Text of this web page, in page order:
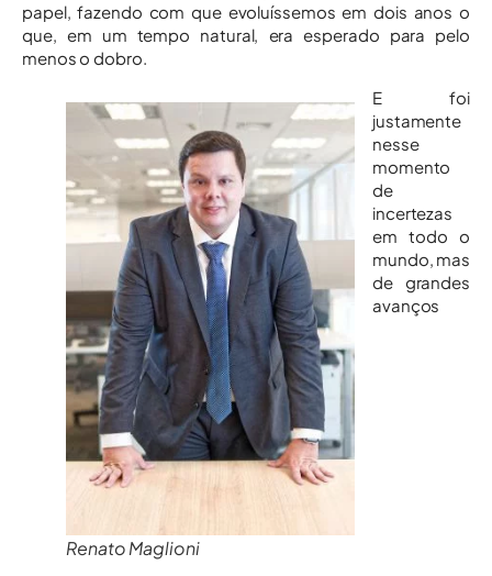
papel, fazendo com que evoluíssemos em dois anos o
que, em um tempo natural, era esperado para pelo
menos o dobro.
Renato Maglioni
E foi
justamente
nesse
momento
de
incertezas
em todo o
mundo, mas
de grandes
avanços